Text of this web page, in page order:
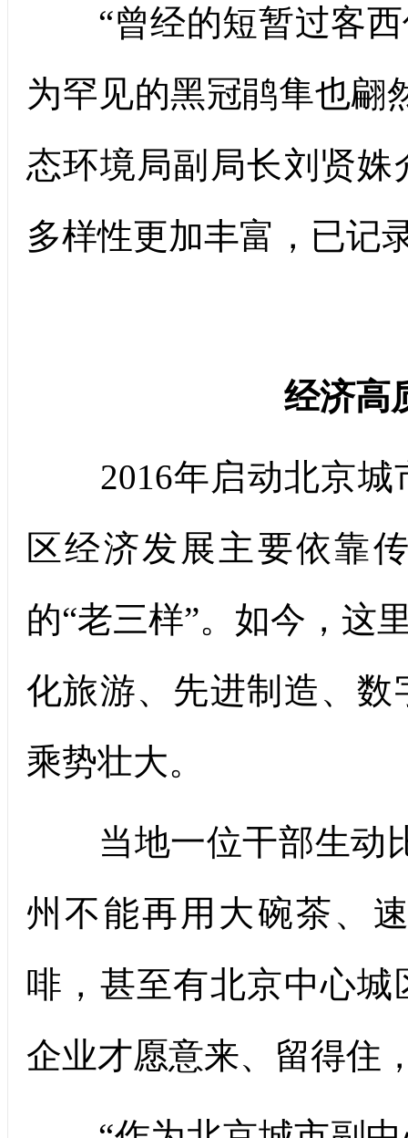
“曾经的短暂过客西
为罕见的黑冠鹃隼也翩
态环境局副局长刘贤
多样性更加丰富，已记
经济高
2016年启动北京城
区经济发展主要依靠
的“老三样”。如今，这
化旅游、先进制造、
乘势壮大。
当地一位干部生动比
州不能再用大碗茶、
啡，甚至有北京中心
企业才愿意来、留得住